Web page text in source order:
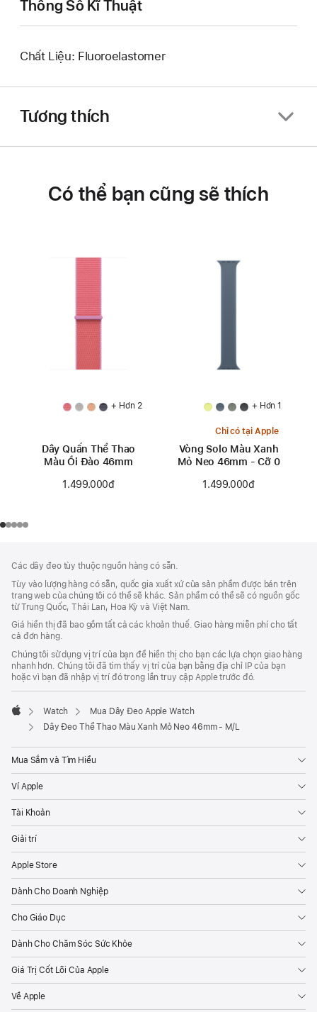
Thông Số Kĩ Thuật
Chất Liệu: Fluoroelastomer
Tương thích
Có thể bạn cũng sẽ thích
+ Hơn 2
Dây Quấn Thể Thao
Màu Ổi Đào 46mm
1.499.000đ
+ Hơn 1
Chỉ có tại Apple
Vòng Solo Màu Xanh
Mỏ Neo 46mm - Cỡ 0
1.499.000đ
Thích
Chân
Trang
thích
Các dây đeo tùy thuộc nguồn hàng có sẵn.
Tùy vào lượng hàng có sẵn, quốc gia xuất xứ của sản phẩm được bán trên
trang web của chúng tôi có thể sẽ khác. Sản phẩm có thể sẽ có nguồn gốc
từ Trung Quốc, Thái Lan, Hoa Kỳ và Việt Nam.
Giá hiển thị đã bao gồm tất cả các khoản thuế. Giao hàng miễn phí cho tất
cả đơn hàng.
Chúng tôi sử dụng vị trí của bạn để hiển thị cho bạn các lựa chọn giao hàng
nhanh hơn. Chúng tôi đã tìm thấy vị trí của bạn bằng địa chỉ IP của bạn
hoặc vì bạn đã nhập vị trí đó trong lần truy cập Apple trước đó.
Apple
Watch
Mua Dây Đeo Apple Watch
Dây Đeo Thể Thao Màu Xanh Mỏ Neo 46mm - M/L
Mua Sắm và Tìm Hiểu
Ví Apple
Tài Khoản
Giải trí
Apple Store
Dành Cho Doanh Nghiệp
Cho Giáo Dục
Dành Cho Chăm Sóc Sức Khỏe
Giá Trị Cốt Lõi Của Apple
Về Apple